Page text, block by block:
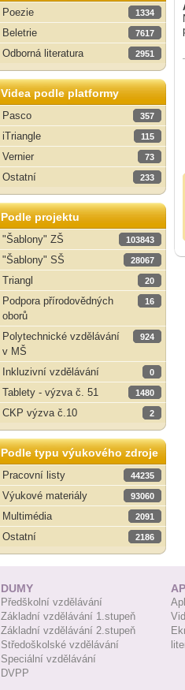
Poezie
1334
Beletrie 7617
Odborná literatura 2951
Videa podle platformy
Pasco
357
iTriangle 115
Vernier 73
Ostatní 233
Podle projektu
"Šablony" ZŠ
103843
"Šablony" SŠ 28067
Triangl 20
Podpora přírodovědných
oborů
16
Polytechnické vzdělávání
v MŠ
924
Inkluzivní vzdělávání 0
Tablety - výzva č. 51 1480
CKP výzva č.10 2
Podle typu výukového zdroje
Pracovní listy
44235
Výukové materiály 93060
Multimédia 2091
Ostatní 2186
DUMY
Předškolní vzdělávání
Základní vzdělávání 1.stupeň
Základní vzdělávání 2.stupeň
Středoškolské vzdělávání
Speciální vzdělávání
DVPP